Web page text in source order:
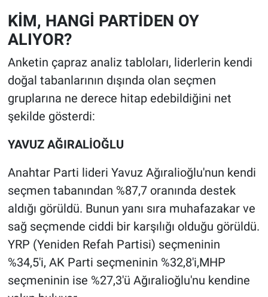
KİM, HANGİ PARTİDEN OY
ALIYOR?
Anketin çapraz analiz tabloları, liderlerin kendi
doğal tabanlarının dışında olan seçmen
gruplarına ne derece hitap edebildiğini net
şekilde gösterdi:
YAVUZ AĞIRALİOĞLU
Anahtar Parti lideri Yavuz Ağıralioğlu'nun kendi
seçmen tabanından %87,7 oranında destek
aldığı görüldü. Bunun yanı sıra muhafazakar ve
sağ seçmende ciddi bir karşılığı olduğu görüldü.
YRP (Yeniden Refah Partisi) seçmeninin
%34,5'i, AK Parti seçmeninin %32,8'i,MHP
seçmeninin ise %27,3'ü Ağıralioğlu'nu kendine